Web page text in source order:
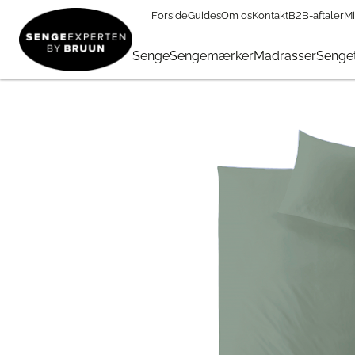
ForsideGuidesOm osKontaktB2B-aftaler
SengeSengemærkerMadrasser
FØDSELSDAG → Sengetøj & Lagner I Tilbud →